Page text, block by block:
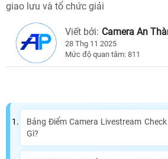
giao lưu và tổ chức giải
Viết bởi: Camera An
28 Thg 11 2025
Mức độ quan tâm: 811
Bảng Điểm Camera Livestream
Gì?